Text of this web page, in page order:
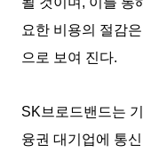
요한 비용의 절감
으로 보여 진다.
SK브로드밴드는
융권 대기업에 통